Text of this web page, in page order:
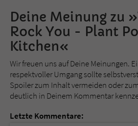
Deine Meinung zu
Rock You - Plant
Kitchen«
Wir freuen uns auf Deine Meinungen.
respektvoller Umgang sollte
Spoiler zum Inhalt vermeiden oder
deutlich in Deinem Kommentar
Letzte Kommentare: